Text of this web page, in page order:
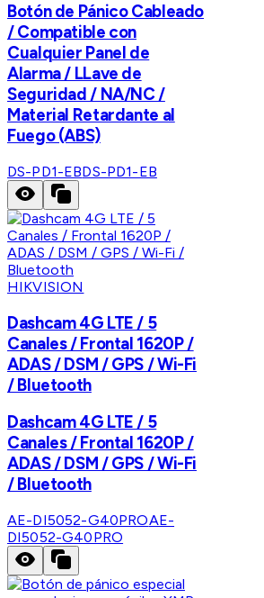
Botón de Pánico Cableado
/ Compatible con
Cualquier Panel de
Alarma / LLave de
Seguridad / NA/NC /
Material Retardante al
Fuego (ABS)
DS-PD1-EBDS-PD1-EB
HIKVISION
Dashcam 4G LTE / 5
Canales / Frontal 1620P /
ADAS / DSM / GPS / Wi-Fi
/ Bluetooth
Dashcam 4G LTE / 5
Canales / Frontal 1620P /
ADAS / DSM / GPS / Wi-Fi
/ Bluetooth
AE-DI5052-G40PROAE-
DI5052-G40PRO